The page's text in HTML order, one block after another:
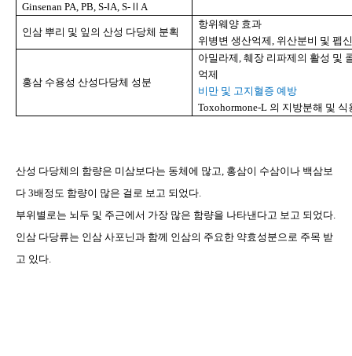
Ginsenan PA, PB, S-ⅠA, S- ⅡA
인삼 뿌리 및 잎의 산성 다당체 분획
항위웨양 효과
위병변 생산억제, 위산분비 및 펩
홍삼 수용성 산성다당체 성분
아밀라제,췌장 리파제의 활성 및
억제
비만 및 고지혈증 예방
Toxohormone-L 의 지방분해 및
산성 다당체의 함량은 미삼보다는 동체에 많고, 홍삼이 수삼이나 백삼보
다 3배정도 함량이 많은 걸로 보고 되었다.
부위별로는 뇌두 및 주근에서 가장 많은 함량을 나타낸다고 보고 되었다.
인삼 다당류는 인삼 사포닌과 함께 인삼의 주요한 약효성분으로 주목 받
고 있다.